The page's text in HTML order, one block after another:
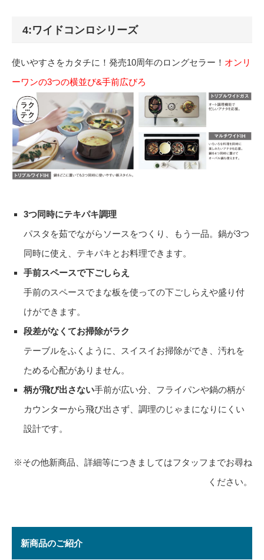
4:ワイドコンロシリーズ
使いやすさをカタチに！発売10周年のロングセラー！ オンリ
ーワンの3つの横並び&手前広びろ
3つ同時にテキパキ調理
パスタを茹でながらソースをつくり、もう一品。鍋が3つ
同時に使え、テキパキとお料理できます。
手前スペースで下ごしらえ
手前のスペースでまな板を使っての下ごしらえや盛り付
けができます。
段差がなくてお掃除がラク
テーブルをふくように、スイスイお掃除ができ、汚れを
ためる心配がありません。
柄が飛び出さない手前が広い分、フライパンや鍋の柄が
カウンターから飛び出さず、調理のじゃまになりにくい
設計です。
※その他新商品、詳細等につきましてはフタッフまでお尋ね
ください。
新商品のご紹介